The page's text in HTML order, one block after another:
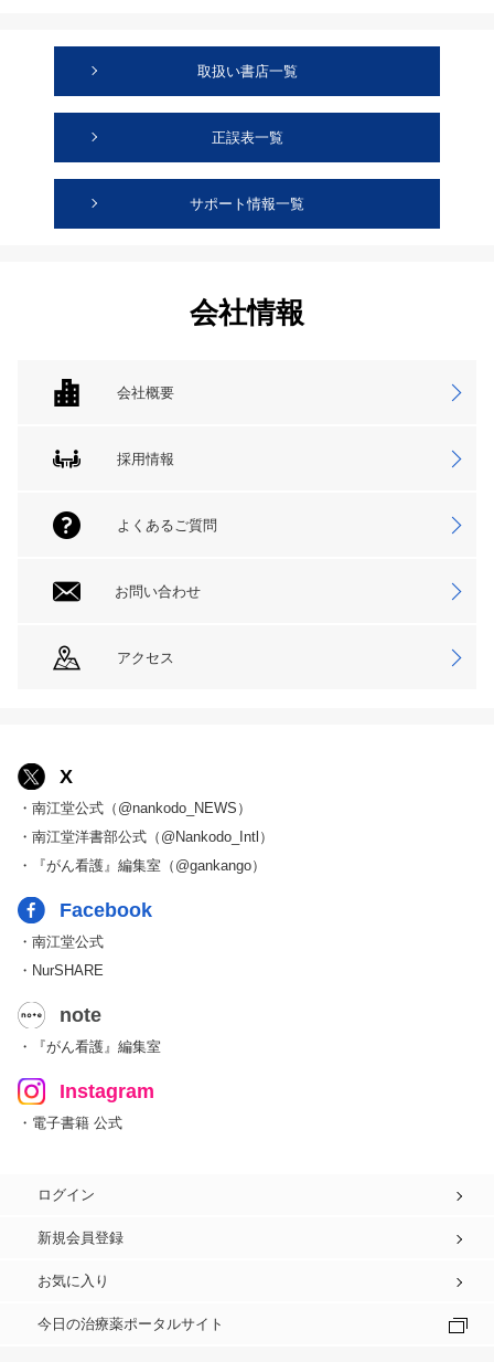
取扱い書店一覧
正誤表一覧
サポート情報一覧
会社情報
会社概要
採用情報
よくあるご質問
お問い合わせ
アクセス
X
・南江堂公式（@nankodo_NEWS）
・南江堂洋書部公式（@Nankodo_Intl）
・『がん看護』編集室（@gankango）
Facebook
・南江堂公式
・NurSHARE
note
・『がん看護』編集室
Instagram
・電子書籍 公式
ログイン
新規会員登録
お気に入り
今日の治療薬ポータルサイト